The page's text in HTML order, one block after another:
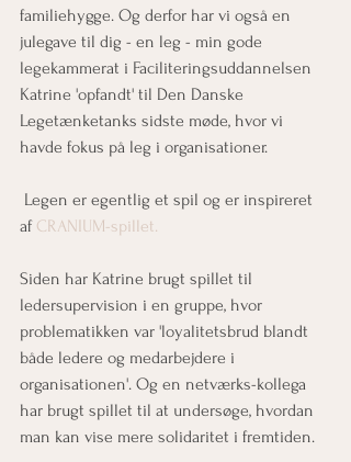
familiehygge. Og derfor har vi også en
julegave til dig - en leg - min gode
legekammerat i Faciliteringsuddannelsen
Katrine 'opfandt' til Den Danske
Legetænketanks sidste møde, hvor vi
havde fokus på leg i organisationer.
af CRANIUM-spillet.
Siden har Katrine brugt spillet til
ledersupervision i en gruppe, hvor
problematikken var 'loyalitetsbrud blandt
både ledere og medarbejdere i
organisationen'. Og en netværks-kollega
har brugt spillet til at undersøge, hvordan
man kan vise mere solidaritet i fremtiden.